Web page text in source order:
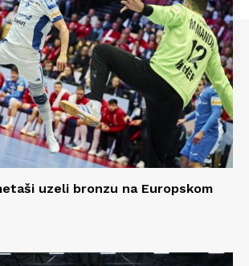
uzeli bronzu na Europskom